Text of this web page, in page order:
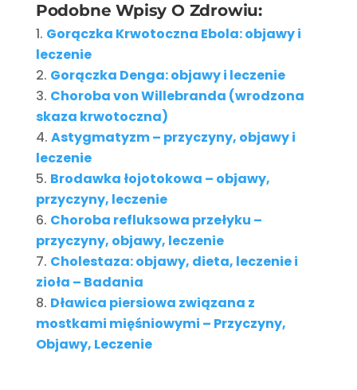
Podobne Wpisy O Zdrowiu:
Gorączka Krwotoczna Ebola: objawy i
leczenie
Gorączka Denga: objawy i leczenie
Choroba von Willebranda (wrodzona
skaza krwotoczna)
Astygmatyzm – przyczyny, objawy i
leczenie
Brodawka łojotokowa – objawy,
przyczyny, leczenie
Choroba refluksowa przełyku –
przyczyny, objawy, leczenie
Cholestaza: objawy, dieta, leczenie i
zioła – Badania
Dławica piersiowa związana z
mostkami mięśniowymi – Przyczyny,
Objawy, Leczenie